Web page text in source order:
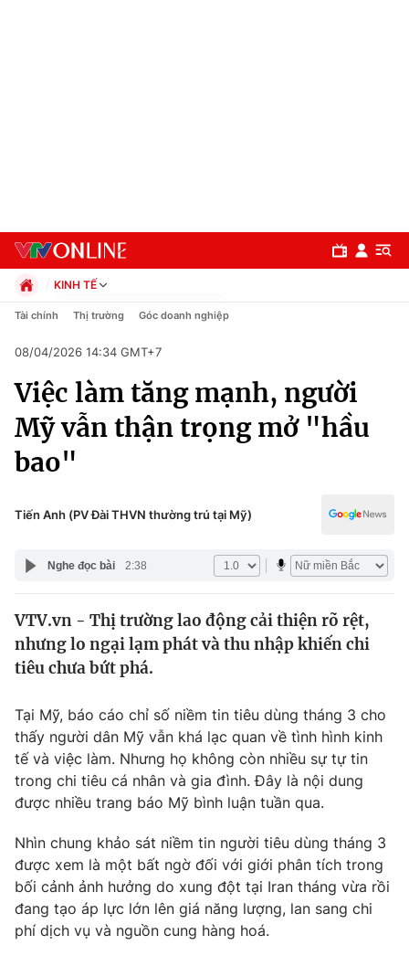
Chuyên mục
Chính trị
Xã hội
Pháp luật
Y tế
Thế giới
Tin tức
Câu chuyện quốc tế
Kinh tế
Tài chính
Thị trường
Góc doanh nghiệp
Dữ liệu và đời sống
Truyền hình
Hậu trường
Nhân vật
Khán giả
Giải trí
Điện ảnh
Âm nhạc
Đời sống
Du lịch
Giáo dục
KINH TẾ
Chính trị
Pháp luật
Kinh tế
Thể thao
Truyền hình
Văn hóa - Giải trí
Công nghệ
Tài chính Thị trường Góc doanh nghiệp
08/04/2026 14:34 GMT+7
Việc làm tăng mạnh, người
Mỹ vẫn thận trọng mở "hầu
bao"
Tiến Anh (PV Đài THVN thường trú tại Mỹ)
Nghe đọc bài 2:38
VTV.vn - Thị trường lao động cải thiện rõ rệt,
nhưng lo ngại lạm phát và thu nhập khiến chi
tiêu chưa bứt phá.
Tại Mỹ, báo cáo chỉ số niềm tin tiêu dùng tháng 3 cho
thấy người dân Mỹ vẫn khá lạc quan về tình hình kinh
tế và việc làm. Nhưng họ không còn nhiều sự tự tin
trong chi tiêu cá nhân và gia đình. Đây là nội dung
được nhiều trang báo Mỹ bình luận tuần qua.
Nhìn chung khảo sát niềm tin người tiêu dùng tháng 3
được xem là một bất ngờ đối với giới phân tích trong
bối cảnh ảnh hưởng do xung đột tại Iran tháng vừa rồi
đang tạo áp lực lớn lên giá năng lượng, lan sang chi
phí dịch vụ và nguồn cung hàng hoá.